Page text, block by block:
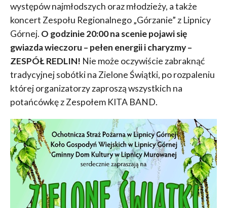
występów najmłodszych oraz młodzieży, a także
koncert Zespołu Regionalnego „Górzanie” z Lipnicy
Górnej. O godzinie 20:00 na scenie pojawi się
gwiazda wieczoru – pełen energii i charyzmy –
ZESPÓŁ REDLIN! Nie może oczywiście zabraknąć
tradycyjnej sobótki na Zielone Świątki, po rozpaleniu
której organizatorzy zaproszą wszystkich na
potańcówkę z Zespołem KITA BAND.